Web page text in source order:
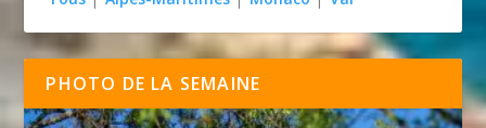
PHOTO DE LA SEMAINE